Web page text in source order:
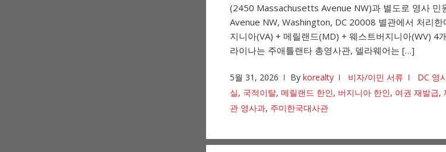
(2450 Massachusetts Avenue NW)과 별도로 영사
Avenue NW, Washington, DC 20008 별관에서 처리한
지니아(VA) + 메릴랜드(MD) + 웨스트버지니아(WV) 4
라이나는 주애틀랜타 총영사관, 델라웨어는 […]
5월 31, 2026 By korealty 비자/이민 서류 DC 영
실, 국적이탈, 메릴랜드 한인, 버지니아 한인, 여권 재발급,
관 영사과, 주미한국대사관